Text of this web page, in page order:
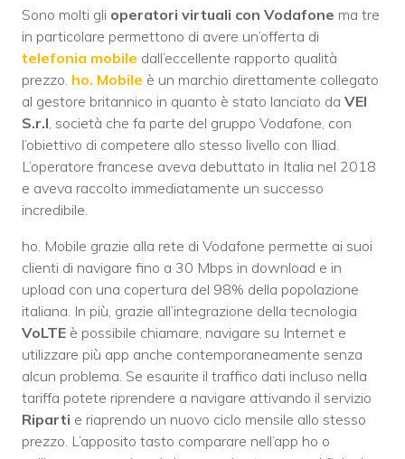
Sono molti gli operatori virtuali con Vodafone ma tre
in particolare permettono di avere un’offerta di
telefonia mobile dall’eccellente rapporto qualità
prezzo. ho. Mobile è un marchio direttamente collegato
al gestore britannico in quanto è stato lanciato da VEI
S.r.l , società che fa parte del gruppo Vodafone, con
l’obiettivo di competere allo stesso livello con Iliad.
L’operatore francese aveva debuttato in Italia nel 2018
e aveva raccolto immediatamente un successo
incredibile.
ho. Mobile grazie alla rete di Vodafone permette ai suoi
clienti di navigare fino a 30 Mbps in download e in
upload con una copertura del 98% della popolazione
italiana. In più, grazie all’integrazione della tecnologia
VoLTE è possibile chiamare, navigare su Internet e
utilizzare più app anche contemporaneamente senza
alcun problema. Se esaurite il traffico dati incluso nella
tariffa potete riprendere a navigare attivando il servizio
Riparti e riaprendo un nuovo ciclo mensile allo stesso
prezzo. L’apposito tasto comparare nell’app ho o